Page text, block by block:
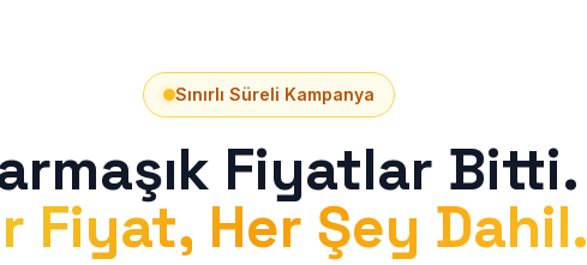
Sınırlı Süreli Kampanya
Fiyatlar Bitti.
Fiyat, Her Şey Dahil.